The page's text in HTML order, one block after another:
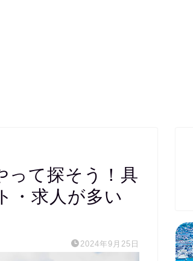
って探そう！具
・求人が多い
2024年9月25日